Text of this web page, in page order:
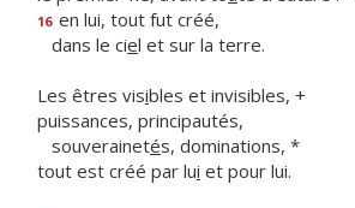
16 en lui, tout fut créé,
dans le ciel et sur la terre.
Les êtres visibles et invisibles, +
puissances, principautés,
souverainetés, dominations, *
tout est créé par lui et pour lui.